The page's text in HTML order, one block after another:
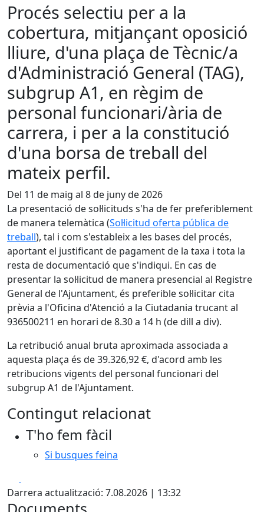
Procés selectiu per a la
cobertura, mitjançant oposició
lliure, d'una plaça de Tècnic/a
d'Administració General (TAG),
subgrup A1, en règim de
personal funcionari/ària de
carrera, i per a la constitució
d'una borsa de treball del
mateix perfil.
Del 11 de maig al 8 de juny de 2026
La presentació de sol·licituds s'ha de fer preferiblement
de manera telemàtica (Sol·licitud oferta pública de
treball), tal i com s'estableix a les bases del procés,
aportant el justificant de pagament de la taxa i tota la
resta de documentació que s'indiqui. En cas de
presentar la sol·licitud de manera presencial al Registre
General de l'Ajuntament, és preferible sol·licitar cita
prèvia a l'Oficina d'Atenció a la Ciutadania trucant al
936500211 en horari de 8.30 a 14 h (de dill a div).
La retribució anual bruta aproximada associada a
aquesta plaça és de 39.326,92 €, d'acord amb les
retribucions vigents del personal funcionari del
subgrup A1 de l'Ajuntament.
Contingut relacionat
T'ho fem fàcil
Si busques feina
Darrera actualització: 7.08.2026 | 13:32